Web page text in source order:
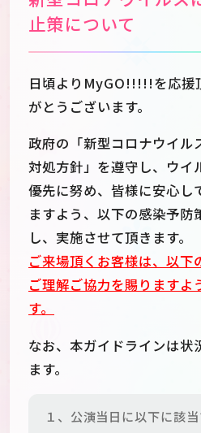
止策について
日頃よりMyGO!!!!!を応援
がとうございます。
政府の「新型コロナウイル
対処方針」を遵守し、ウイ
優先に努め、皆様に安心し
ますよう、以下の感染予防
し、実施させて頂きます。
ご来場頂くお客様は、以下
ご理解ご協力を賜りますよ
す。
なお、本ガイドラインは状
ます。
１、公演当日に以下に該